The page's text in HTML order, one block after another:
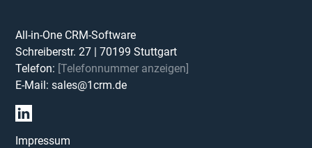
All-in-One CRM-Software
Schreiberstr. 27 |70199 Stuttgart
Telefon: [Telefonnummer anzeigen]
E-Mail:sales@1crm.de
Impressum